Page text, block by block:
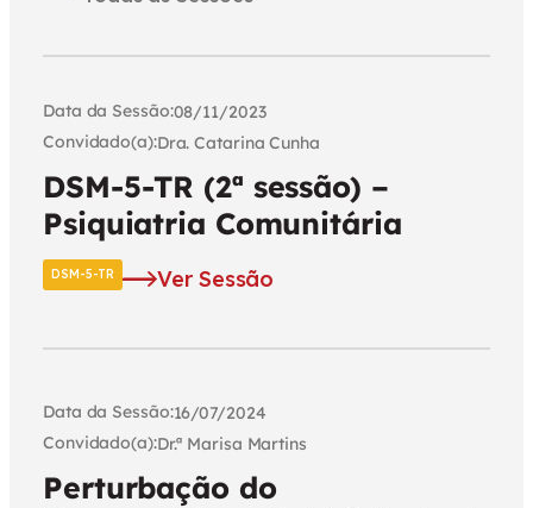
Data da Sessão:08/11/2023
Convidado(a):Dra. Catarina Cunha
DSM-5-TR (2ª sessão) –
Psiquiatria Comunitária
DSM-5-TR Ver Sessão
Data da Sessão:16/07/2024
Convidado(a):Dr.ª Marisa Martins
Perturbação do